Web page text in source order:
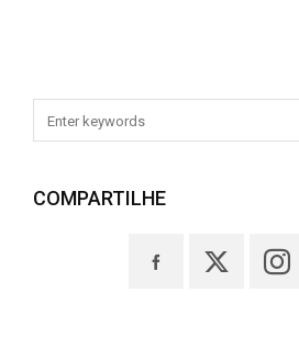
COMPARTILHE